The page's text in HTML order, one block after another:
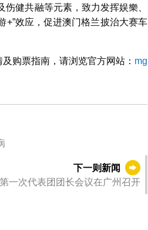
健共融等元素，致力发挥娱樂、
+”效应，促进澳门格兰披治大赛车
购票指南，请浏览官方网站： mg
下一则新闻
一次代表团团长会议在广州召开